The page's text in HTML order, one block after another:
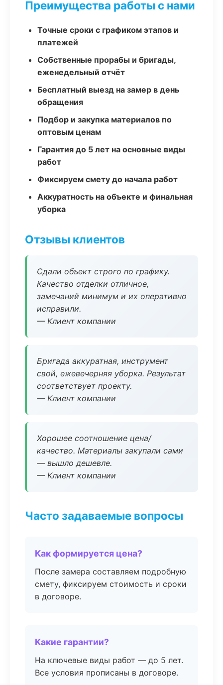
Преимущества работы с нами
Точные сроки с графиком этапов и
платежей
Собственные прорабы и бригады,
еженедельный отчёт
Бесплатный выезд на замер в день
обращения
Подбор и закупка материалов по
оптовым ценам
Гарантия до 5 лет на основные виды
работ
Фиксируем смету до начала работ
Аккуратность на объекте и финальная
уборка
Отзывы клиентов
Сдали объект строго по графику.
Качество отделки отличное,
замечаний минимум и их оперативно
исправили.
— Клиент компании
Бригада аккуратная, инструмент
свой, ежевечерняя уборка. Результат
соответствует проекту.
— Клиент компании
Хорошее соотношение цена/
качество. Материалы закупали сами
— вышло дешевле.
— Клиент компании
Часто задаваемые вопросы
Как формируется цена?
После замера составляем подробную
смету, фиксируем стоимость и сроки
в договоре.
Какие гарантии?
На ключевые виды работ — до 5 лет.
Все условия прописаны в договоре.